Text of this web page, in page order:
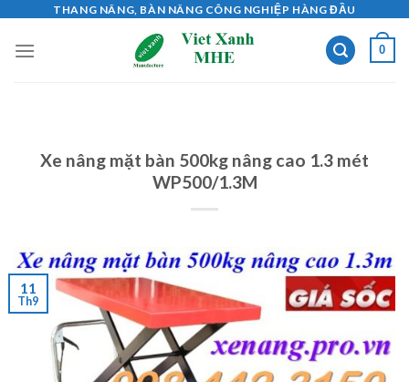
content
THANG NÂNG, BÀN NÂNG CÔNG NGHIỆP HÀNG ĐẦU
0
Xe nâng mặt bàn 500kg nâng cao 1.3 mét
WP500/1.3M
11
Th9